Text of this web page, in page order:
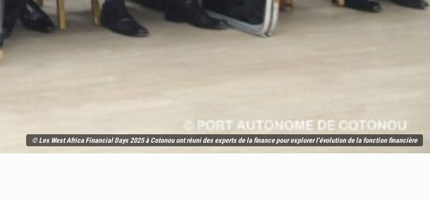
© Les West Africa Financial Days 2025 à Cotonou ont réuni des experts de la finance pour explorer l'évolution de la fonction financière